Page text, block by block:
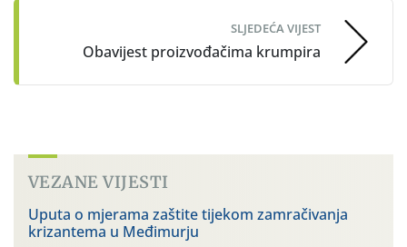
SLJEDEĆA VIJEST
Obavijest proizvođačima krumpira
VEZANE VIJESTI
Uputa o mjerama zaštite tijekom zamračivanja
krizantema u Međimurju